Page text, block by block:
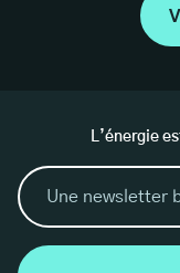
L’énergie